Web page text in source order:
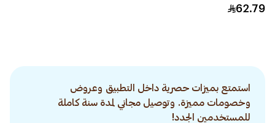
62.79
استمتع بميزات حصرية داخل التطبيق وعروض
وخصومات مميزة. وتوصيل مجاني لمدة سنة كاملة
للمستخدمين الجدد!